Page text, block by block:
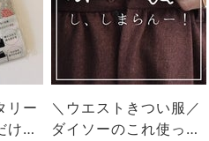
リー
けじ
＼ウエストきつい服／
ダイソーのこれ使った